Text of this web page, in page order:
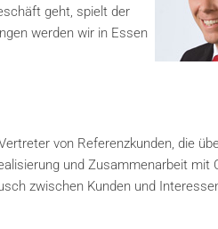
geht, spielt der
werden wir in Essen
von Referenzkunden, die
und Zusammenarbeit mit
zwischen Kunden und